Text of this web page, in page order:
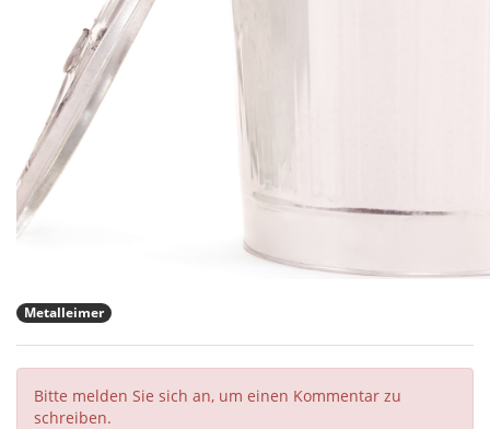
Metalleimer
Bitte melden Sie sich an, um einen Kommentar zu
schreiben.